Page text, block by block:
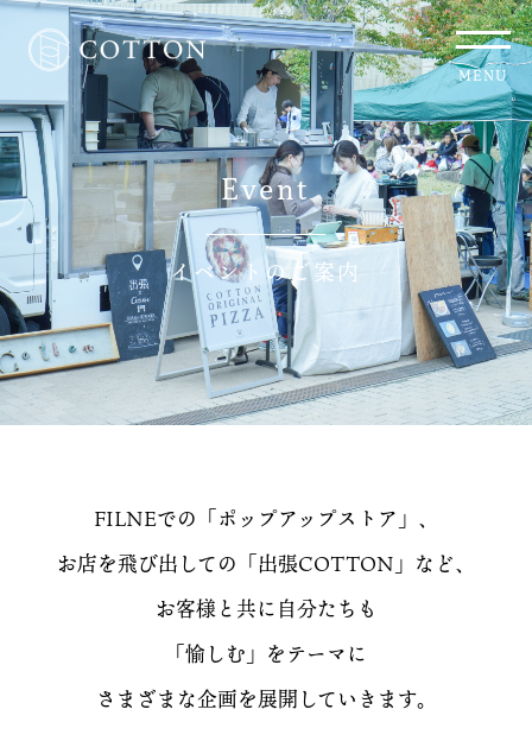
MENU
Event
イベントのご案内
FILNEでの「ポップアップストア」、
お店を飛び出しての「出張COTTON」など、
お客様と共に自分たちも
「愉しむ」をテーマに
さまざまな企画を展開していきます。